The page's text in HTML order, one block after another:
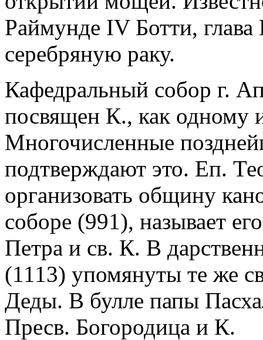
Раймунде IV Ботти,
серебряную раку.
Кафедральный собор г.
посвящен К., как одному
Многочисленные
подтверждают это. Еп.
организовать общину
соборе (991), называет
Петра и св. К. В
(1113) упомянуты те же
Деды. В булле папы
Пресв. Богородица и К.